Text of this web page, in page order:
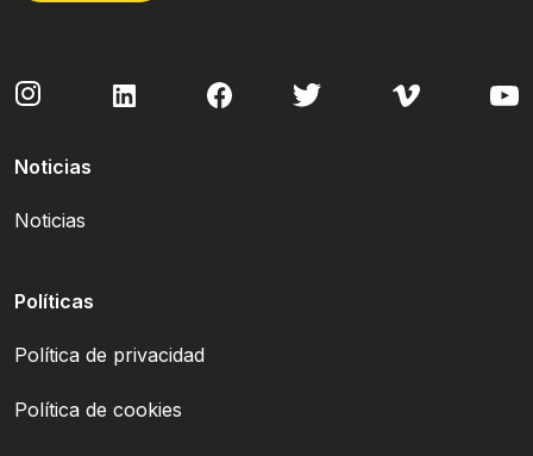
Noticias
Noticias
Políticas
Política de privacidad
Política de cookies